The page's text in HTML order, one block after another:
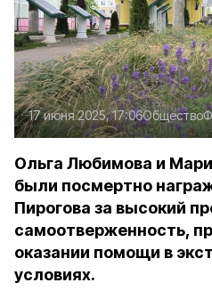
17 июня 2025, 17:06Общество
Ольга Любимова и
были посмертно
Пирогова за высокий
самоотверженность,
оказании помощи в
условиях.